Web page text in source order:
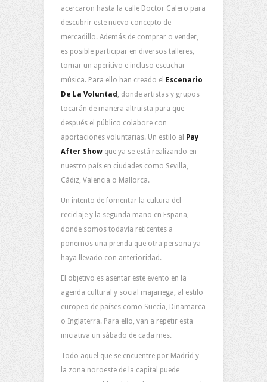
acercaron hasta la calle Doctor Calero para
descubrir este nuevo concepto de
mercadillo. Además de comprar o vender,
es posible participar en diversos talleres,
tomar un aperitivo e incluso escuchar
música. Para ello han creado el Escenario
De La Voluntad , donde artistas y grupos
tocarán de manera altruista para que
después el público colabore con
aportaciones voluntarias. Un estilo al
Pay
After Show que ya se está realizando en
nuestro país en ciudades como Sevilla,
Cádiz, Valencia o Mallorca.
Un intento de fomentar la cultura del
reciclaje y la segunda mano en España,
donde somos todavía reticentes a
ponernos una prenda que otra persona ya
haya llevado con anterioridad.
El objetivo es asentar este evento en la
agenda cultural y social majariega, al estilo
europeo de países como Suecia, Dinamarca
o Inglaterra. Para ello, van a repetir esta
iniciativa un sábado de cada mes.
Todo aquel que se encuentre por Madrid y
la zona noroeste de la capital puede